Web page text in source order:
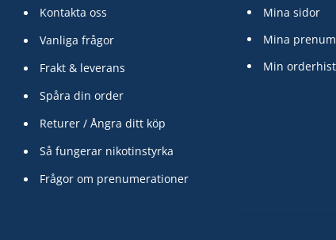
Kontakta oss
Vanliga frågor
Frakt & leverans
Spåra din order
Returer / Ångra ditt köp
Så fungerar nikotinstyrka
Frågor om prenumerationer
Mina sidor
Mina
Min